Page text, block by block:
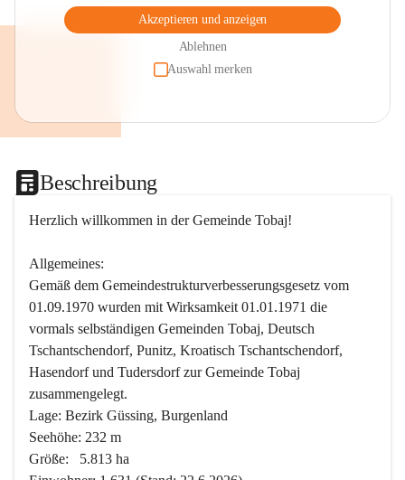
Akzeptieren und anzeigen
Ablehnen
Auswahl merken
Beschreibung
Herzlich willkommen in der Gemeinde Tobaj!
Allgemeines:
Gemäß dem Gemeindestrukturverbesserungsgesetz vom
01.09.1970 wurden mit Wirksamkeit 01.01.1971 die
vormals selbständigen Gemeinden Tobaj, Deutsch
Tschantschendorf, Punitz, Kroatisch Tschantschendorf,
Hasendorf und Tudersdorf zur Gemeinde Tobaj
zusammengelegt.
Lage: Bezirk Güssing, Burgenland
Seehöhe: 232 m
Größe:   5.813 ha